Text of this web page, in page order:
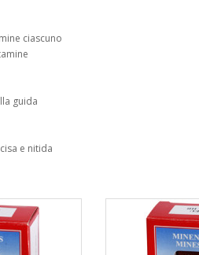
ciascuno
guida
e nitida